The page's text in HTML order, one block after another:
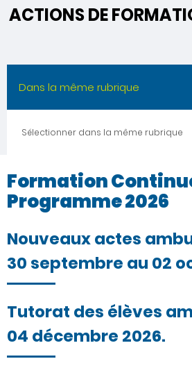
ACTIONS DE
Dans la même rubrique
Sélectionner dans la même rubrique
Formation
Programme 2026
Nouveaux actes
30 septembre au 02
Tutorat des élèves
04 décembre 2026.